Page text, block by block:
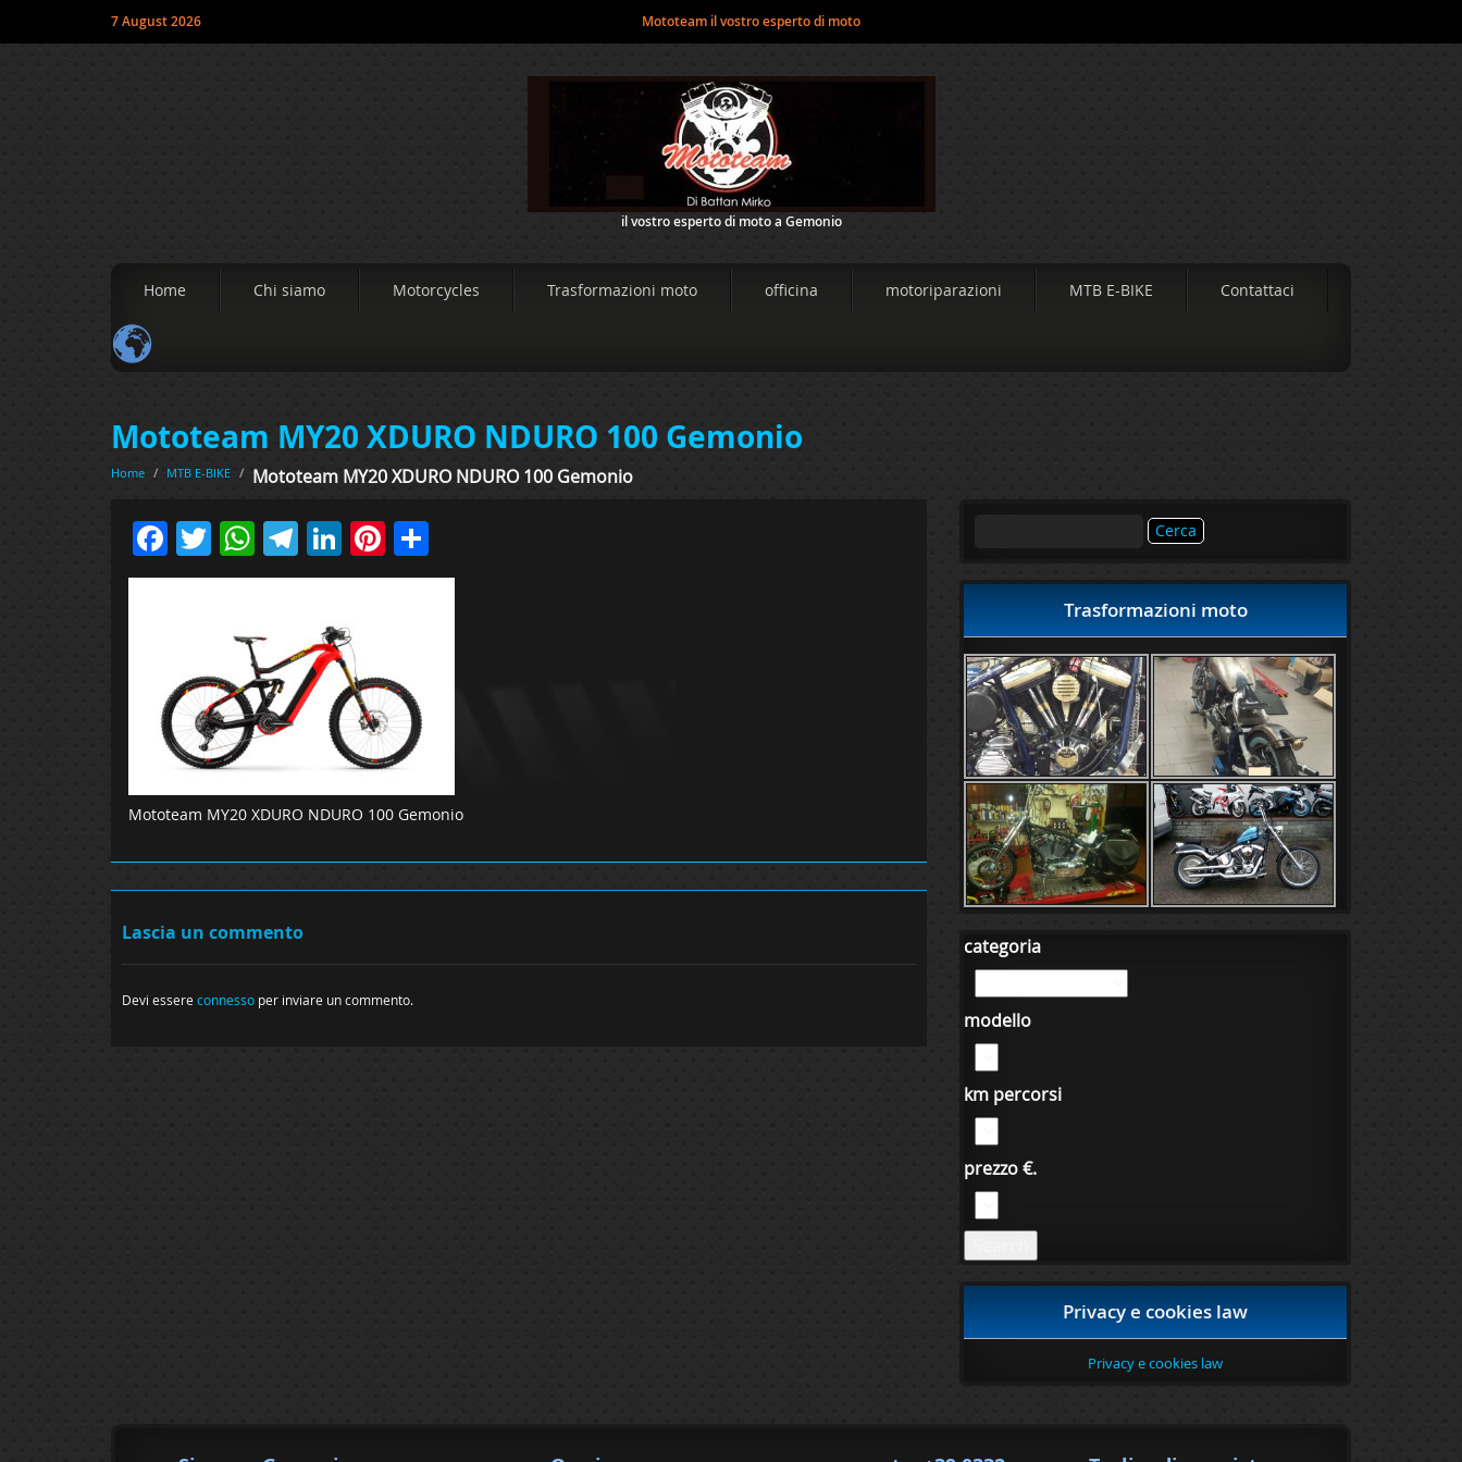
7 August 2026 Mototeam il vostro esperto di moto
il vostro esperto di moto a Gemonio
Home Chi siamo Motorcycles Trasformazioni moto officina motoriparazioni MTB E-BIKE Contattaci
Mototeam MY20 XDURO NDURO 100 Gemonio
Home / MTB E-BIKE / Mototeam MY20 XDURO NDURO 100 Gemonio
Facebook
Twitter
WhatsApp
Telegram
LinkedIn
Pinterest
Mototeam MY20 XDURO NDURO 100 Gemonio
Lascia un commento
Devi essere connesso per inviare un commento.
Trasformazioni moto
categoria
modello
km percorsi
prezzo €.
Privacy e cookies law
Privacy e cookies law